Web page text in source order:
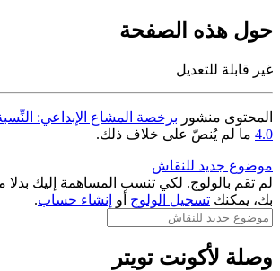
حول هذه الصفحة
غير قابلة للتعديل
المحتوى منشور برخصة المشاع الإبداعي:
4.0 ما لم يُنصّ على خلاف ذلك.
موضوع جديد للنقاش
بك، يمكنك تسجيل الولوج أو إنشاء حساب.
وصلة لأكونت تويتر